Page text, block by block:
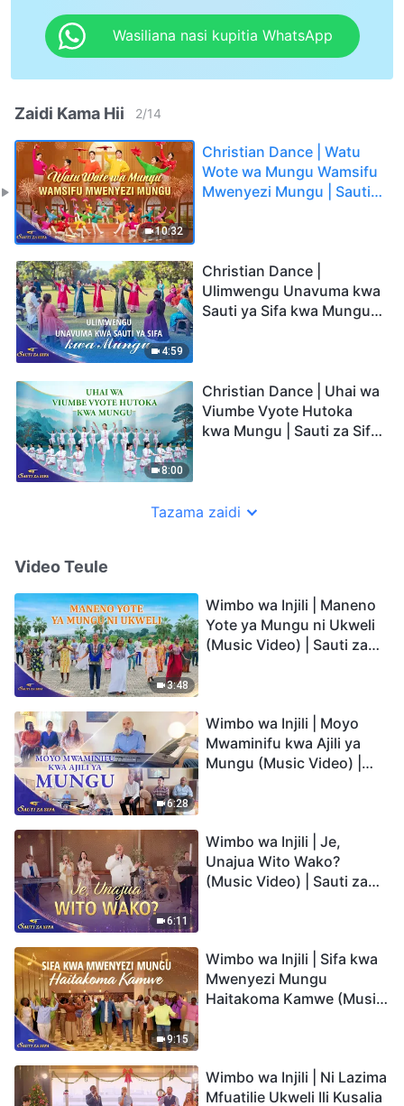
Wasiliana nasi kupitia WhatsApp
Zaidi Kama Hii 2/14
10:32
Christian Dance | Watu
Wote wa Mungu Wamsifu
Mwenyezi Mungu | Sauti
4:59
Christian Dance |
Ulimwengu Unavuma kwa
Sauti ya Sifa kwa Mungu |
8:00
Christian Dance | Uhai wa
Viumbe Vyote Hutoka
kwa Mungu | Sauti za Sifa
Tazama zaidi
Video Teule
3:48
Wimbo wa Injili | Maneno
Yote ya Mungu ni Ukweli
(Music Video) | Sauti za
6:28
Wimbo wa Injili | Moyo
Mwaminifu kwa Ajili ya
Mungu (Music Video) |
6:11
Wimbo wa Injili | Je,
Unajua Wito Wako?
(Music Video) | Sauti za
9:15
Wimbo wa Injili | Sifa kwa
Mwenyezi Mungu
Haitakoma Kamwe (Music
Wimbo wa Injili | Ni Lazima
Mfuatilie Ukweli Ili Kusalia